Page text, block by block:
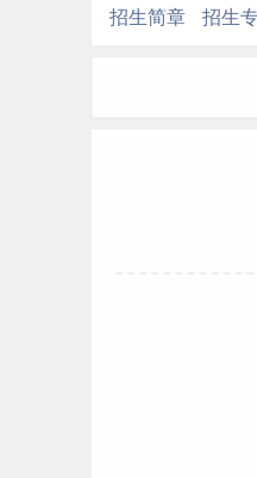
招生简章 招生